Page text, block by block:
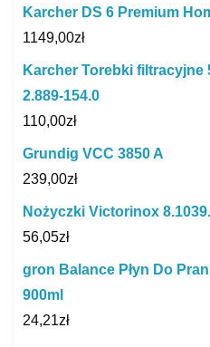
Karcher DS 6 Premium
1149,00zł
Karcher Torebki filtracyjne
2.889-154.0
110,00zł
Grundig VCC 3850 A
239,00zł
Nożyczki Victorinox
56,05zł
gron Balance Płyn Do
900ml
24,21zł